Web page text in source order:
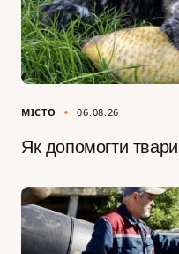
МІСТО 06.08.26
Як допомогти